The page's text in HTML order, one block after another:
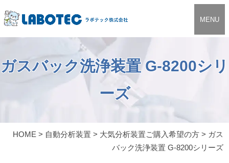
MENU
ガスバック洗浄装置 G-8200シリ
ーズ
HOME > 自動分析装置 > 大気分析装置ご購入希望の方> ガス
バック洗浄装置 G-8200シリーズ